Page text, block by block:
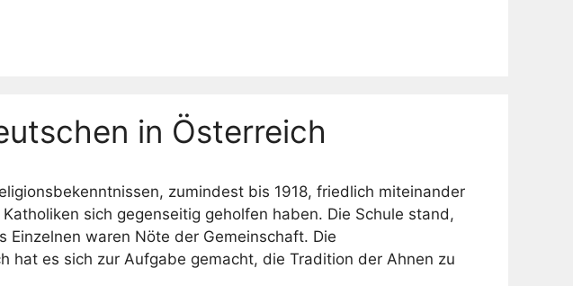
in Österreich
zumindest bis 1918, friedlich miteinander
sich gegenseitig geholfen haben. Die Schule stand,
waren Nöte der Gemeinschaft. Die
hat es sich zur Aufgabe gemacht, die Tradition der Ahnen zu